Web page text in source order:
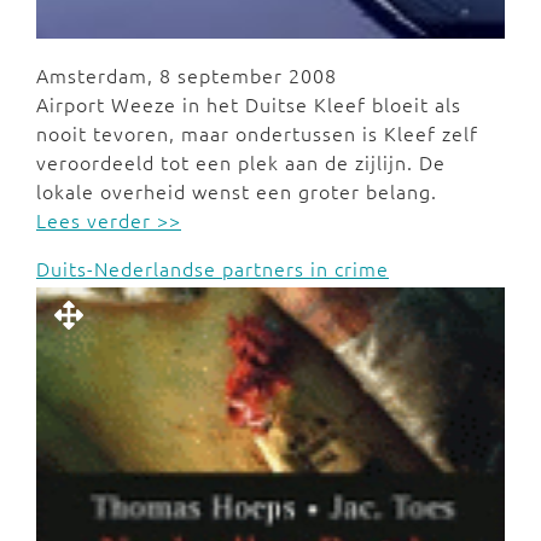
Amsterdam, 8 september 2008
Airport Weeze in het Duitse Kleef bloeit als
nooit tevoren, maar ondertussen is Kleef zelf
veroordeeld tot een plek aan de zijlijn. De
lokale overheid wenst een groter belang.
Lees verder >>
Duits-Nederlandse partners in crime